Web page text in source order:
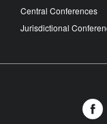
Central Conferences
Jurisdictional